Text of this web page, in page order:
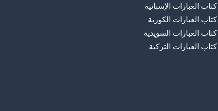
كتاب العبارات الإسبانية
كتاب العبارات الكورية
كتاب العبارات السويدية
كتاب العبارات التركية